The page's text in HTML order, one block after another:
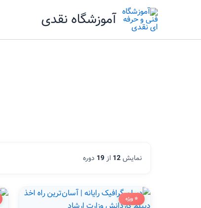
آموزشگاه نقدی
نمایش12 از 19 دوره
⭐ ویژه